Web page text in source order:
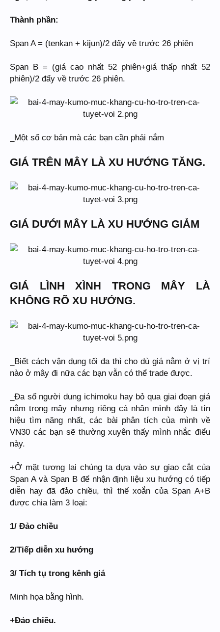
Thành phần:
Span A = (tenkan + kijun)/2 đẩy về trước 26 phiên
Span B = (giá cao nhất 52 phiên+giá thấp nhất 52
phiên)/2 đẩy về trước 26 phiên.
_Một số cơ bản mà các bạn cần phải nắm
GIÁ TRÊN MÂY LÀ XU HƯỚNG TĂNG.
GIÁ DƯỚI MÂY LÀ XU HƯỚNG GIẢM
GIÁ LÌNH XÌNH TRONG MÂY LÀ
KHÔNG RÕ XU HƯỚNG.
_Biết cách vận dụng tối đa thì cho dù giá nằm ở vị trí
nào ở mây đi nữa các bạn vẫn có thể trade được.
_Đa số người dung ichimoku hay bỏ qua giai đoạn giá
nằm trong mây nhưng riêng cá nhân mình đây là tín
hiệu tìm năng nhất, các bài phân tích của mình về
VN30 các bạn sẽ thường xuyên thấy mình nhắc điểu
này.
+Ở mặt tương lai chúng ta dựa vào sự giao cắt của
Span A và Span B để nhận định liệu xu hướng có tiếp
diễn hay đã đảo chiều, thì thế xoắn của Span A+B
được chia làm 3 loại:
1/ Đảo chiều
2/Tiếp diễn xu hướng
3/ Tích tụ trong kênh giá
Minh họa bằng hình.
+Đảo chiều.